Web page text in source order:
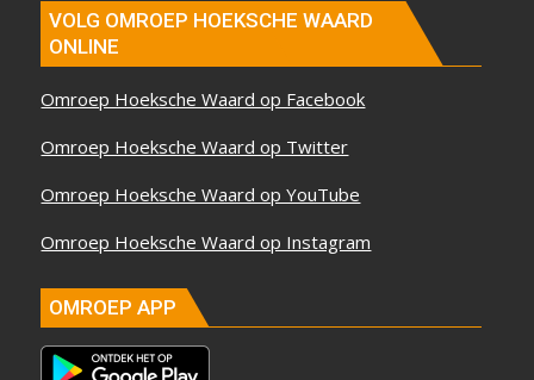
VOLG OMROEP HOEKSCHE WAARD
ONLINE
Omroep Hoeksche Waard op Facebook
Omroep Hoeksche Waard op Twitter
Omroep Hoeksche Waard op YouTube
Omroep Hoeksche Waard op Instagram
OMROEP APP